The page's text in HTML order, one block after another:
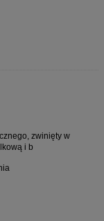
zwinięty w
i b